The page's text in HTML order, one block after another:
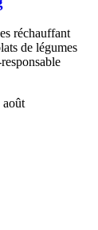
réchauffant
de légumes